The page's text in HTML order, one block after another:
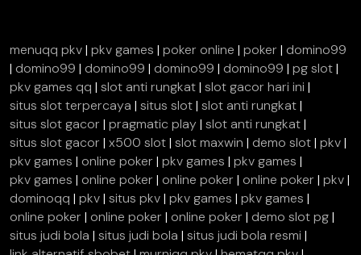
menuqq pkv| pkv games | poker online | poker | domino99
| domino99 | domino99 | domino99 | domino99 | pg slot|
pkv games qq | slot anti rungkat| slot gacor hari ini |
situs slot terpercaya | situs slot| slot anti rungkat|
situs slot gacor | pragmatic play| slot anti rungkat|
situs slot gacor | x500 slot| slot maxwin | demo slot| pkv|
pkv games | online poker | pkv games | pkv games |
pkv games | online poker | online poker | online poker | pkv|
dominoqq | pkv| situs pkv| pkv games | pkv games |
online poker | online poker | online poker | demo slot pg|
situs judi bola | situs judi bola | situs judi bola resmi |